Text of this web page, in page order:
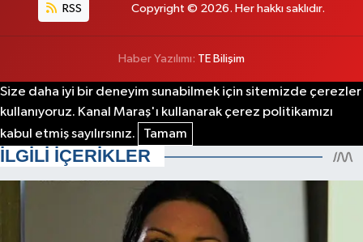
RSS Copyright © 2026. Her hakkı saklıdır.
Haber Yazılımı: TE Bilişim
Size daha iyi bir deneyim sunabilmek için sitemizde çerezler
kullanıyoruz. Kanal Maraş'ı kullanarak çerez politikamızı
kabul etmiş sayılırsınız.
Tamam